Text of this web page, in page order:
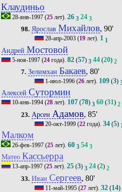
Клаудиньо
28-янв-1997(25лет). 26 3 24 3
98. Ярослав Михайлов, 90'
28-апр-2003 (19 лет). 1 1
Андрей Мостовой
5-ноя-1997(24года). 82(57) 3 44(20) 2
7. Зелимхан Бакаев, 80'
1-июл-1996 (26 лет). 109 (3)
Алексей Сутормин
10-янв-1994(28лет). 107(78) 3 60(31) 2
23. Арсен Адамов, 85'
20-окт-1999 (22 года).34 (5)
Малком
26-фев-1997(25лет). 60 3 54 3
Матео Кассьерра
13-апр-1997(25лет). 25(3) 3 24(2) 2
33. Иван Сергеев, 80'
11-май-1995 (27 лет).32 (14)